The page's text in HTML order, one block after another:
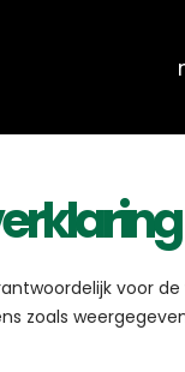
voor de
zoals